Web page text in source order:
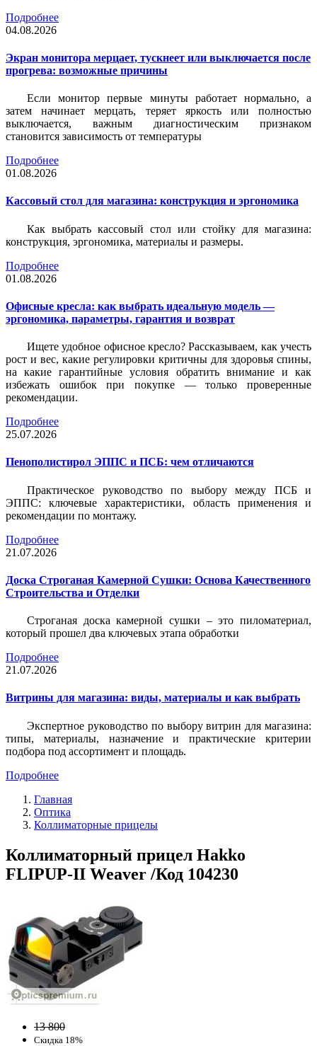
Подробнее
04.08.2026
Экран монитора мерцает, тускнеет или выключается после
прогрева: возможные причины
Если монитор первые минуты работает нормально, а
затем начинает мерцать, теряет яркость или полностью
выключается, важным диагностическим признаком
становится зависимость от температуры
Подробнее
01.08.2026
Кассовый стол для магазина: конструкция и эргономика
Как выбрать кассовый стол или стойку для магазина:
конструкция, эргономика, материалы и размеры.
Подробнее
01.08.2026
Офисные кресла: как выбрать идеальную модель —
эргономика, параметры, гарантия и возврат
Ищете удобное офисное кресло? Рассказываем, как учесть
рост и вес, какие регулировки критичны для здоровья спины,
на какие гарантийные условия обратить внимание и как
избежать ошибок при покупке — только проверенные
рекомендации.
Подробнее
25.07.2026
Пенополистирол ЭППС и ПСБ: чем отличаются
Практическое руководство по выбору между ПСБ и
ЭППС: ключевые характеристики, область применения и
рекомендации по монтажу.
Подробнее
21.07.2026
Доска Строганая Камерной Сушки: Основа Качественного
Строительства и Отделки
Строганая доска камерной сушки – это пиломатериал,
который прошел два ключевых этапа обработки
Подробнее
21.07.2026
Витрины для магазина: виды, материалы и как выбрать
Экспертное руководство по выбору витрин для магазина:
типы, материалы, назначение и практические критерии
подбора под ассортимент и площадь.
Подробнее
Главная
Оптика
Коллиматорные прицелы
Коллиматорный прицел Hakko
FLIPUP-II Weaver /Код 104230
13 800
Скидка 18%